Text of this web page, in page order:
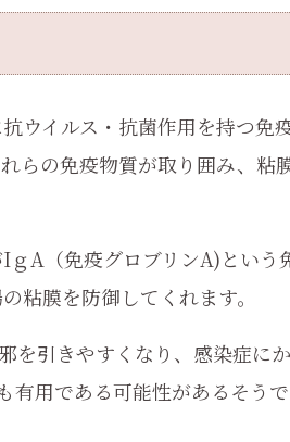
ウイルス・抗菌作用を持つ免
らの免疫物質が取り囲み、粘
A（免疫グロブリンA)という
粘膜を防御してくれます。
を引きやすくなり、感染症に
用である可能性があるそうで